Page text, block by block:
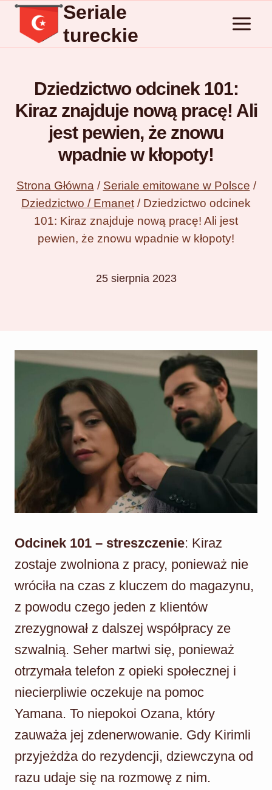
Przejdź
treści
Seriale
tureckie
Dziedzictwo odcinek 101:
Kiraz znajduje nową pracę! Ali
jest pewien, że znowu
wpadnie w kłopoty!
Strona Główna / Seriale emitowane w Polsce /
Dziedzictwo / Emanet / Dziedzictwo odcinek
101: Kiraz znajduje nową pracę! Ali jest
pewien, że znowu wpadnie w kłopoty!
25 sierpnia 2023
Odcinek 101 – streszczenie: Kiraz
zostaje zwolniona z pracy, ponieważ nie
wróciła na czas z kluczem do magazynu,
z powodu czego jeden z klientów
zrezygnował z dalszej współpracy ze
szwalnią. Seher martwi się, ponieważ
otrzymała telefon z opieki społecznej i
niecierpliwie oczekuje na pomoc
Yamana. To niepokoi Ozana, który
zauważa jej zdenerwowanie. Gdy Kirimli
przyjeżdża do rezydencji, dziewczyna od
razu udaje się na rozmowę z nim.